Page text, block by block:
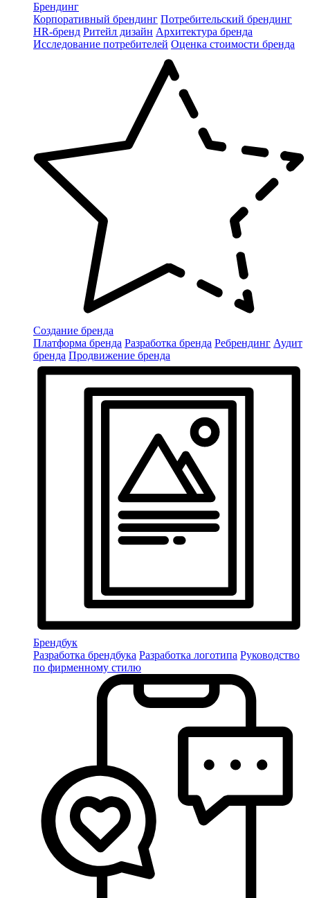
Брендинг
Корпоративный брендинг Потребительский брендинг
НR-бренд Ритейл дизайн Архитектура бренда
Исследование потребителей Оценка стоимости бренда
Создание бренда
Платформа бренда Разработка бренда Ребрендинг Аудит
бренда Продвижение бренда
Брендбук
Разработка брендбука Разработка логотипа Руководство
по фирменному стилю